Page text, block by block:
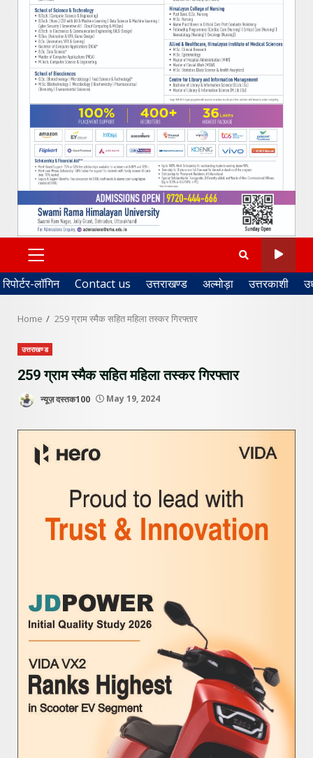
PRIMARY
MENU
रिपोर्टर-लॉगिन Contact us उत्तराखण्ड अल्मोड़ा उत्तरकाशी
Home 259 ग्राम स्मैक सहित महिला तस्कर गिरफ्तार
उत्तराखण्ड
259 ग्राम स्मैक सहित महिला तस्कर गिरफ्तार
न्यूज़ दस्तक100 May 19, 2024